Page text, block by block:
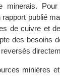
minerais.
publié
de cuivre et
des besoins
minières